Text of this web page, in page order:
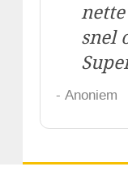
snel
- Anoniem